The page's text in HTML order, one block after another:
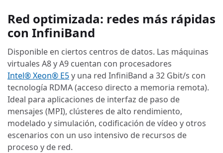
Red optimizada: redes más rápidas
con InfiniBand
Disponible en ciertos centros de datos. Las máquinas
virtuales A8 y A9 cuentan con procesadores
Intel® Xeon® E5y una red InfiniBand a 32 Gbit/s con
tecnología RDMA (acceso directo a memoria remota).
Ideal para aplicaciones de interfaz de paso de
mensajes (MPI), clústeres de alto rendimiento,
modelado y simulación, codificación de vídeo y otros
escenarios con un uso intensivo de recursos de
proceso y de red.